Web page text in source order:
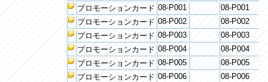
プロモーションカード 08-P001
08-P001
プロモーションカード 08-P002
08-P002
プロモーションカード 08-P003
08-P003
プロモーションカード 08-P004
08-P004
プロモーションカード 08-P005
08-P005
プロモーションカード 08-P006
08-P006